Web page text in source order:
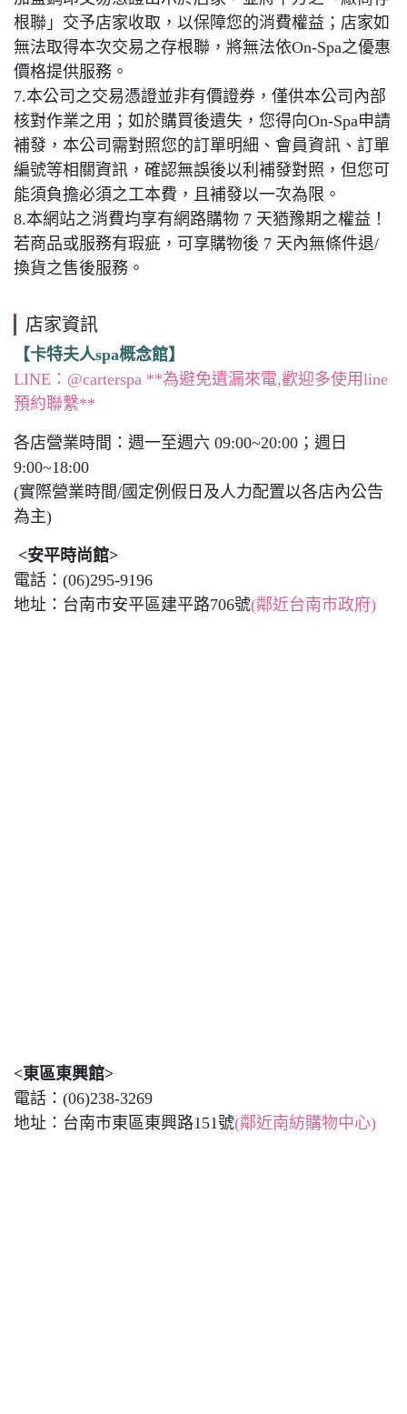
根聯」交予店家收取，以保障您的消費權益；店家如
無法取得本次交易之存根聯，將無法依On-Spa之優惠
價格提供服務。
7.本公司之交易憑證並非有價證券，僅供本公司內部
核對作業之用；如於購買後遺失，您得向On-Spa申請
補發，本公司需對照您的訂單明細、會員資訊、訂單
編號等相關資訊，確認無誤後以利補發對照，但您可
能須負擔必須之工本費，且補發以一次為限。
8.本網站之消費均享有網路購物 7 天猶豫期之權益！
若商品或服務有瑕疵，可享購物後 7 天內無條件退/
換貨之售後服務。
店家資訊
【卡特夫人spa概念館】
LINE：@carterspa **為避免遺漏來電,歡迎多使用line
預約聯繫**
各店營業時間：週一至週六 09:00~20:00；週日
9:00~18:00
(實際營業時間/國定例假日及人力配置以各店內公告
為主)
<安平時尚館>
電話：(06)295-9196
地址：台南市安平區建平路706號(鄰近台南市政府)
<東區東興館>
電話：(06)238-3269
地址：台南市東區東興路151號(鄰近南紡購物中心)